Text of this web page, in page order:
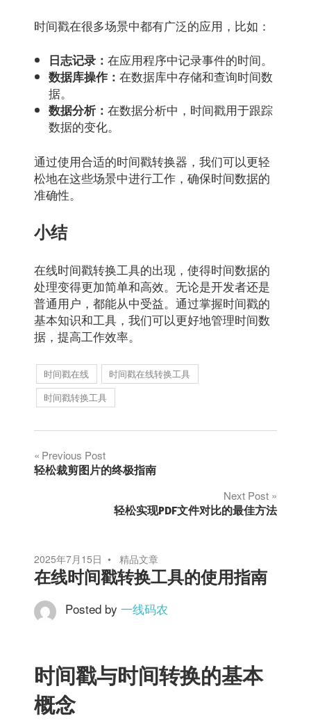
时间戳在很多场景中都有广泛的应用，比如：
日志记录：在应用程序中记录事件的时间。
数据库操作：在数据库中存储和查询时间数
据。
数据分析：在数据分析中，时间戳用于跟踪
数据的变化。
通过使用合适的时间戳转换器，我们可以更轻
松地在这些场景中进行工作，确保时间数据的
准确性。
小结
在线时间戳转换工具的出现，使得时间数据的
处理变得更加简单和高效。无论是开发者还是
普通用户，都能从中受益。通过掌握时间戳的
基本知识和工具，我们可以更好地管理时间数
据，提高工作效率。
时间戳在线
时间戳在线转换工具
时间戳转换工具
文
航
Previous Post
轻松裁剪图片的终极指南
Next Post
轻松实现PDF文件对比的最佳方法
2025年7月15日 精品文章
在线时间戳转换工具的使用指南
Posted by 一线码农
时间戳与时间转换的基本
概念